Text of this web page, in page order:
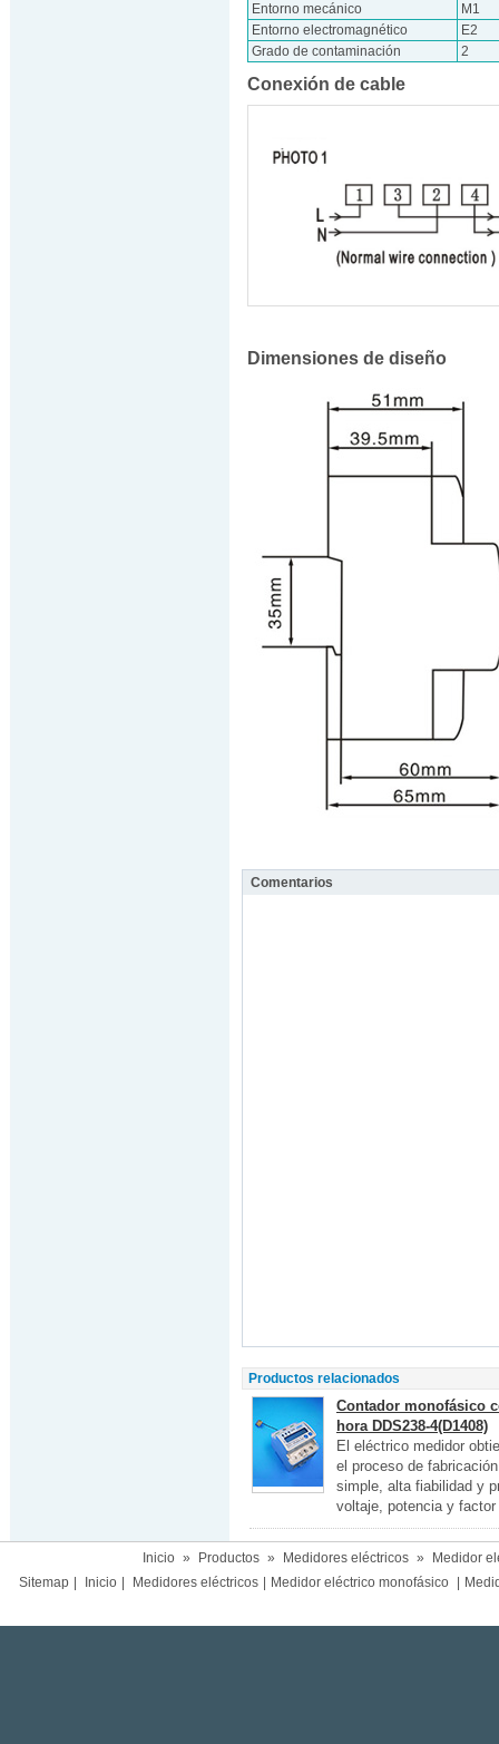
Entorno mecánico
M1
Entorno electromagnético
E2
Grado de contaminación
2
Conexión de cable
Dimensiones de diseño
Comentarios
Productos relacionados
Contador monofásico
hora DDS238-4(D1408)
El eléctrico medidor
el proceso de
simple, alta fiabilidad y
voltaje, potencia y
Inicio » Productos » Medidores eléctricos »
Medidor
Sitemap | Inicio | Medidores eléctricos | Medidor eléctrico monofásico |